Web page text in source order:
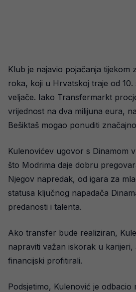
Klub je najavio pojačanja tijekom
roka, koji u Hrvatskoj traje od 10.
veljače. Iako Transfermarkt
vrijednost na dva milijuna eura,
Bešiktaš mogao ponuditi
Kulenovićev ugovor s Dinamom
što Modrima daje dobru
Njegov napredak, od igara za
statusa ključnog napadača
predanosti i talenta.
Ako transfer bude realiziran,
napraviti važan iskorak u karijeri,
financijski profitirali.
Podsjetimo, Kulenović je odbacio